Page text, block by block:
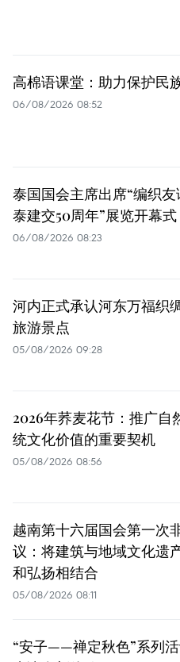
高棉语课堂：助力保护民
06/08/2026 08:52
泰国国会主席出席“编织
泰建交50周年”展览开幕式
06/08/2026 08:23
河内正式承认河东万福织
旅游景点
05/08/2026 09:28
2026年荞麦花节：推广自
统文化价值的重要契机
05/08/2026 08:56
越南第十六届国会第一次
议：将建筑与地域文化遗
和弘扬相结合
05/08/2026 08:11
“安子——禅定秋色”系列